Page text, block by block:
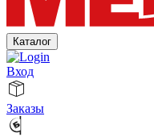
Каталог
Вход
Заказы